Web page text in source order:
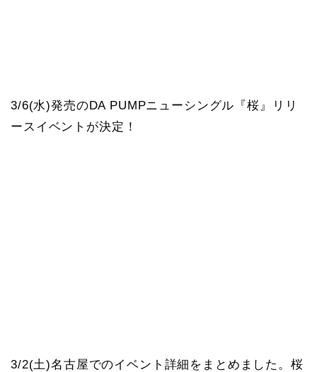
3/6(水)発売のDA PUMPニューシングル『桜』リリ
ースイベントが決定！
3/2(土)名古屋でのイベント詳細をまとめました。桜